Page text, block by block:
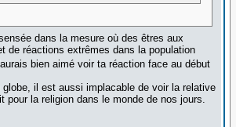
dans la mesure où des êtres aux
de réactions extrêmes dans la population
bien aimé voir ta réaction face au début
il est aussi implacable de voir la relative
pour la religion dans le monde de nos jours.